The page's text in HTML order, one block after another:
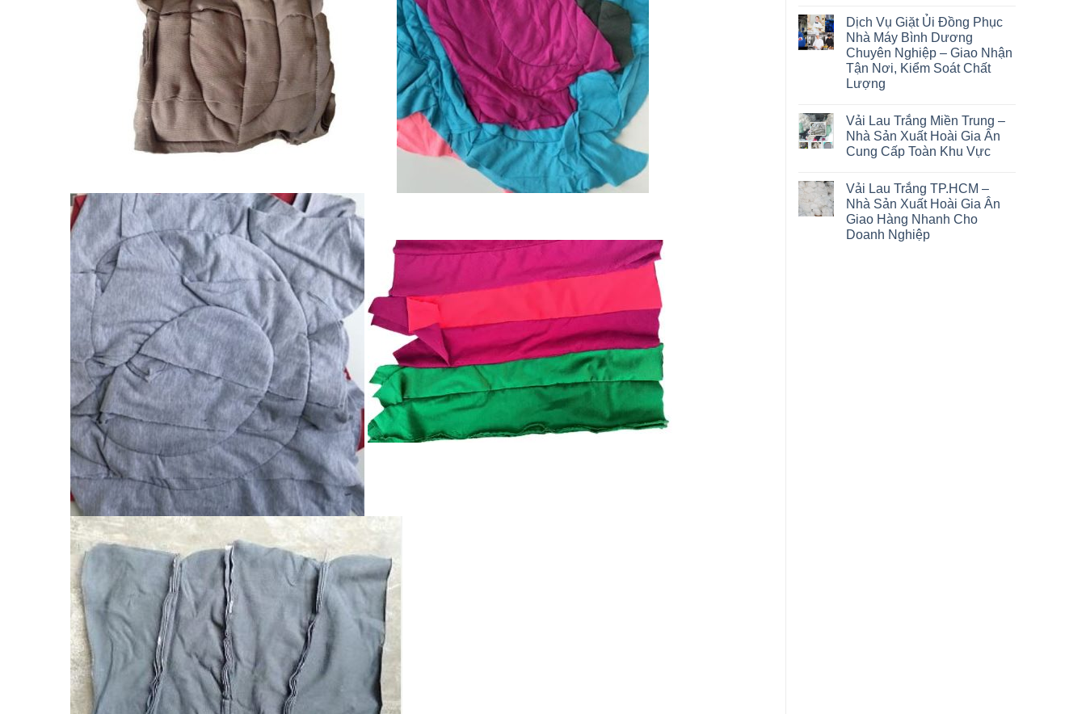
Dịch Vụ Giặt Ủi Đồng Phục
Nhà Máy Bình Dương
Chuyên Nghiệp – Giao Nhận
Tận Nơi, Kiểm Soát Chất
Lượng
Vải Lau Trắng Miền Trung –
Nhà Sản Xuất Hoài Gia Ân
Cung Cấp Toàn Khu Vực
Vải Lau Trắng TP.HCM –
Nhà Sản Xuất Hoài Gia Ân
Giao Hàng Nhanh Cho
Doanh Nghiệp